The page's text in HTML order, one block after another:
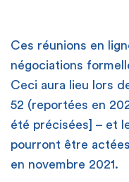
Ces réunions en
négociations
Ceci aura lieu lors
52 (reportées en
été précisées] – et
pourront être
en novembre 2021.